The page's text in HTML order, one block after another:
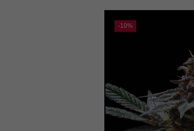
-10%